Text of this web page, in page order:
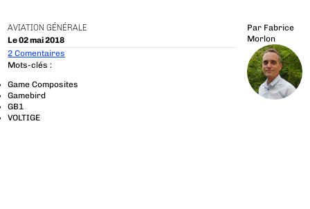
AVIATION GÉNÉRALE
Le 02 mai 2018
Par Fabrice
Morlon
2 Comentaires
Mots-clés :
Game Composites
Gamebird
GB1
VOLTIGE